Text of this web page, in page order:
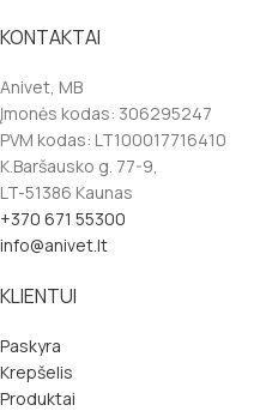
KONTAKTAI
Anivet, MB
Įmonės kodas: 306295247
PVM kodas: LT100017716410
K.Baršausko g. 77-9,
LT-51386 Kaunas
+370 671 55300
info@anivet.lt
KLIENTUI
Paskyra
Krepšelis
Produktai